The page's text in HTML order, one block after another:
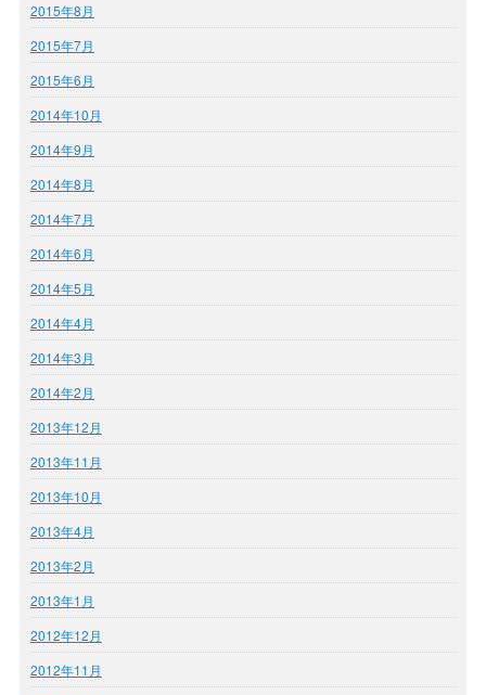
2015年8月
2015年7月
2015年6月
2014年10月
2014年9月
2014年8月
2014年7月
2014年6月
2014年5月
2014年4月
2014年3月
2014年2月
2013年12月
2013年11月
2013年10月
2013年4月
2013年2月
2013年1月
2012年12月
2012年11月